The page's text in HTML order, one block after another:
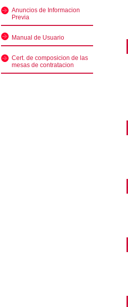
Anuncios de Informacion
Previa
Manual de Usuario
Cert. de composicion de las
mesas de contratacion